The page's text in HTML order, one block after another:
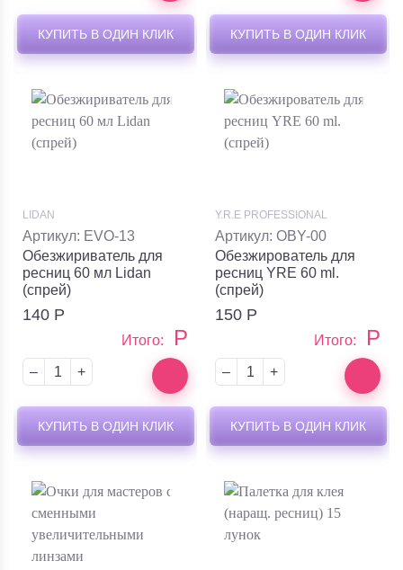
КУПИТЬ В ОДИН КЛИК КУПИТЬ В ОДИН КЛИК
LIDAN
Артикул: EVO-13
Обезжириватель для
ресниц 60 мл Lidan
(спрей)
140 Р
Итого: Р
– +
КУПИТЬ В ОДИН КЛИК
Y.R.E PROFESSIONAL
Артикул: OBY-00
Обезжирователь для
ресниц YRE 60 ml.
(спрей)
150 Р
Итого: Р
– +
КУПИТЬ В ОДИН КЛИК